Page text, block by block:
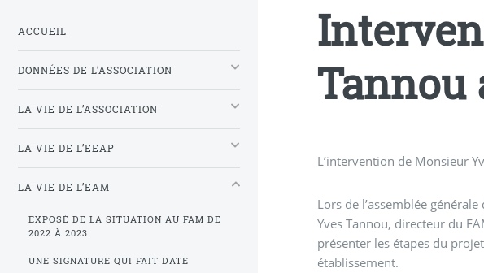
Tannou
L’intervention de Monsieur
Lors de l’assemblée
Yves Tannou, directeur du
présenter les étapes du
établissement.
ACCUEIL
DONNÉES DE L’ASSOCIATION
LA VIE DE L’ASSOCIATION
LA VIE DE L’EEAP
LA VIE DE L’EAM
EXPOSÉ DE LA SITUATION AU FAM DE
2022 À 2023
UNE SIGNATURE QUI FAIT DATE